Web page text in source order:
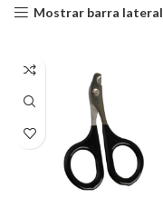
Mostrar barra lateral